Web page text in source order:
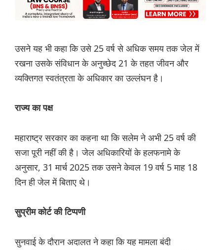
उसने यह भी कहा कि उसे 25 वर्ष से अधिक समय तक जेल में
रखना उसके संविधान के अनुच्छेद 21 के तहत जीवन और
व्यक्तिगत स्वतंत्रता के अधिकार का उल्लंघन है।
राज्य का पक्ष
महाराष्ट्र सरकार का कहना था कि सलेम ने अभी 25 वर्ष की
सजा पूरी नहीं की है। जेल अधिकारियों के हलफनामे के
अनुसार, 31 मार्च 2025 तक उसने केवल 19 वर्ष 5 माह 18
दिन ही जेल में बिताए थे।
सुप्रीम कोर्ट की टिप्पणी
सुनवाई के दौरान अदालत ने कहा कि यह मामला बंदी